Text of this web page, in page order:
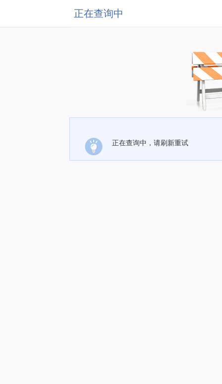
正在查询中
正在查询中，请刷新重试